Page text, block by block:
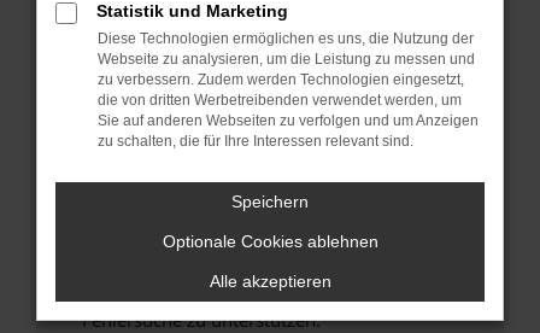
Betriebssystem auf dem neuesten Stand
sind.
Veraltete Software birgt nicht nur ein
Sicherheitsrisiko, sondern kann auch dazu
führen, dass bestimmte Funktionen nicht mehr
unterstützt werden.
Wende dich an den Webseitenbetreiber.
Wenn du alle oben genannten Schritte versucht
hast, kontaktiere uns bitte. Wir werden
uns diesen Text schicken, um uns bei der
Fehlersuche zu unterstützen:
Statistik und Marketing
Diese Technologien ermöglichen es uns, die Nutzung der
Webseite zu analysieren, um die Leistung zu messen und
zu verbessern. Zudem werden Technologien eingesetzt,
die von dritten Werbetreibenden verwendet werden, um
Sie auf anderen Webseiten zu verfolgen und um Anzeigen
zu schalten, die für Ihre Interessen relevant sind.
Speichern
Optionale Cookies ablehnen
Alle akzeptieren